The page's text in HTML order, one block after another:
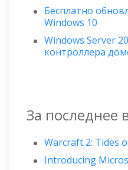
Бесплатно
Windows 10
Windows Server
контроллера
За последнее
Warcraft 2: Tides
Introducing